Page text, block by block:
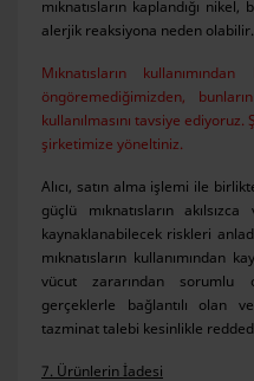
mıknatısların kaplandığı
alerjik reaksiyona neden olabilir.
Mıknatısların
öngöremediğimizden,
kullanılmasını tavsiye
şirketimize yöneltiniz.
Alıcı, satın alma işlemi ile
güçlü mıknatısların
kaynaklanabilecek riskleri
mıknatısların kullanımından
vücut zararından sorumlu
gerçeklerle bağlantılı olan
tazminat talebi kesinlikle
7. Ürünlerin İadesi